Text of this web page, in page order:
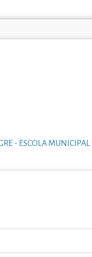
- ESCOLA MUNICIPAL